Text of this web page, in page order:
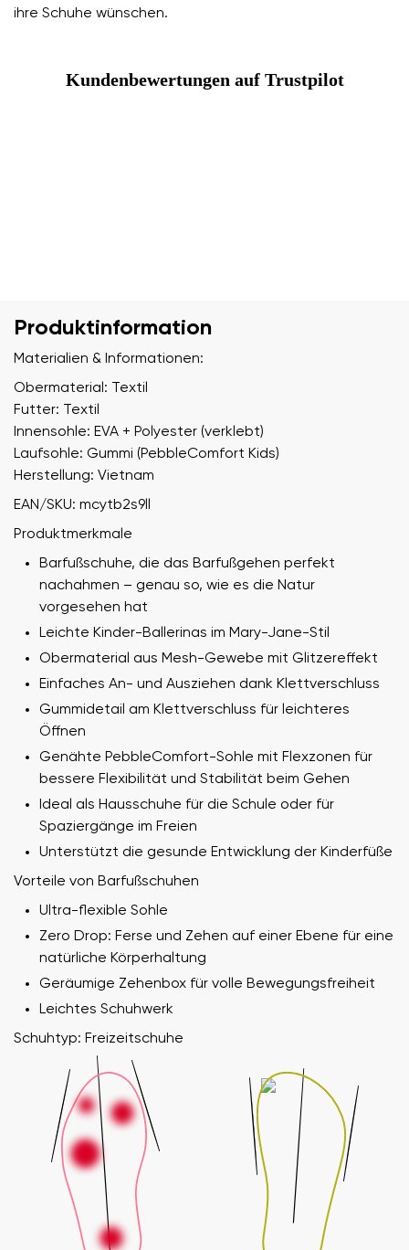
ihre Schuhe wünschen.
Kundenbewertungen auf Trustpilot
Produktinformation
Materialien & Informationen:
Obermaterial: Textil
Futter: Textil
Innensohle: EVA + Polyester (verklebt)
Laufsohle: Gummi (PebbleComfort Kids)
Herstellung: Vietnam
EAN/SKU: mcytb2s9ll
Produktmerkmale
Barfußschuhe, die das Barfußgehen perfekt
nachahmen – genau so, wie es die Natur
vorgesehen hat
Leichte Kinder-Ballerinas im Mary-Jane-Stil
Obermaterial aus Mesh-Gewebe mit Glitzereffekt
Einfaches An- und Ausziehen dank Klettverschluss
Gummidetail am Klettverschluss für leichteres
Öffnen
Genähte PebbleComfort-Sohle mit Flexzonen für
bessere Flexibilität und Stabilität beim Gehen
Ideal als Hausschuhe für die Schule oder für
Spaziergänge im Freien
Unterstützt die gesunde Entwicklung der Kinderfüße
Vorteile von Barfußschuhen
Ultra-flexible Sohle
Zero Drop: Ferse und Zehen auf einer Ebene für eine
natürliche Körperhaltung
Geräumige Zehenbox für volle Bewegungsfreiheit
Leichtes Schuhwerk
Schuhtyp: Freizeitschuhe